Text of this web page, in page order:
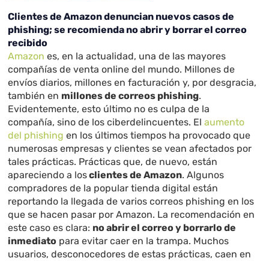
Clientes de Amazon denuncian nuevos casos de
phishing; se recomienda no abrir y borrar el correo
recibido
Amazon es, en la actualidad, una de las mayores
compañías de venta online del mundo. Millones de
envíos diarios, millones en facturación y, por desgracia,
también en millones de correos phishing.
Evidentemente, esto último no es culpa de la
compañía, sino de los ciberdelincuentes. Elaumento
del phishing en los últimos tiempos ha provocado que
numerosas empresas y clientes se vean afectados por
tales prácticas. Prácticas que, de nuevo, están
apareciendo a losclientes de Amazon. Algunos
compradores de la popular tienda digital están
reportando la llegada de varios correos phishing en los
que se hacen pasar por Amazon. La recomendación en
este caso es clara: no abrir el correo y borrarlo de
inmediato para evitar caer en la trampa. Muchos
usuarios, desconocedores de estas prácticas, caen en